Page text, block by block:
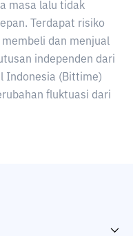
masa lalu tidak
Terdapat risiko
dan menjual
independen dari
Indonesia (Bittime)
fluktuasi dari